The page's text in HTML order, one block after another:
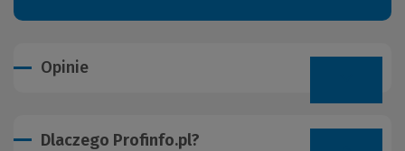
Opinie
Dlaczego Profinfo.pl?